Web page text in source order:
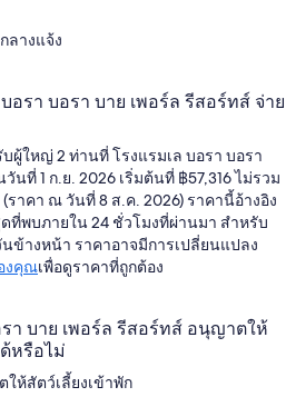
ลางแจ้ง
อรา บอรา บาย เพอร์ล รีสอร์ทส์ จ่าย
ผู้ใหญ่ 2 ท่านที่ โรงแรมเล บอรา บอรา
นที่ 1 ก.ย. 2026 เริ่มต้นที่ ฿57,316 ไม่รวม
าคา ณ วันที่ 8 ส.ค. 2026) ราคานี้อ้างอิง
ที่พบภายใน 24 ชั่วโมงที่ผ่านมา สำหรับ
ข้างหน้า ราคาอาจมีการเปลี่ยนแปลง
งคุณเพื่อดูราคาที่ถูกต้อง
า บาย เพอร์ล รีสอร์ทส์ อนุญาตให้
หรือไม่
ห้สัตว์เลี้ยงเข้าพัก